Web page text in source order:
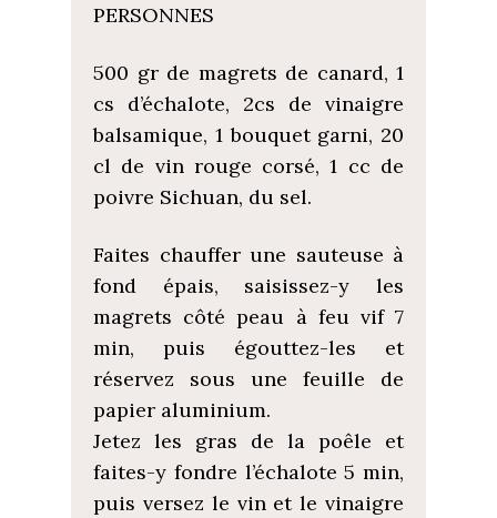
PERSONNES
500 gr de magrets de canard, 1
cs d’échalote, 2cs de vinaigre
balsamique, 1 bouquet garni, 20
cl de vin rouge corsé, 1 cc de
poivre Sichuan, du sel.
Faites chauffer une sauteuse à
fond épais, saisissez-y les
magrets côté peau à feu vif 7
min, puis égouttez-les et
réservez sous une feuille de
papier aluminium.
Jetez les gras de la poêle et
faites-y fondre l’échalote 5 min,
puis versez le vin et le vinaigre